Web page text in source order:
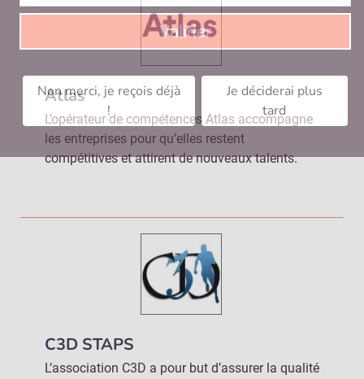
Atlas
L’opérateur de compétences Atlas accompagne
les entreprises pour qu’elles restent
compétitives et attirent de nouveaux talents.
C3D STAPS
L’association C3D a pour but d’assurer la qualité
Valider
Non merci, je reçois déjà
!
Je déciderai plus
tard